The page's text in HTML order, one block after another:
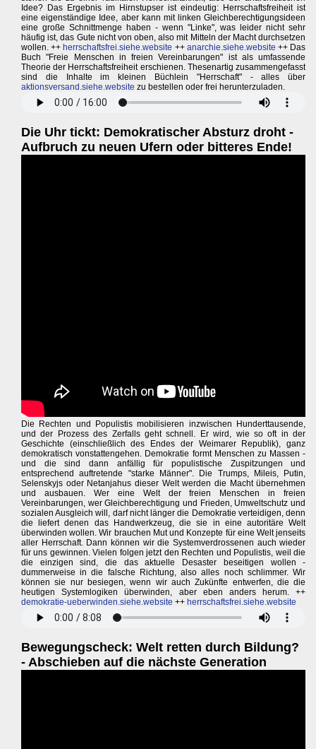
Idee? Das Ergebnis im Hirnstupser ist eindeutig: Herrschaftsfreiheit ist
eine eigenständige Idee, aber kann mit linken Gleichberechtigungsideen
eine große Schnittmenge haben - wenn "Linke", was leider nicht sehr
häufig ist, das Gute nicht von oben, also mit Mitteln der Macht durchsetzen
wollen. ++ herrschaftsfrei.siehe.website ++ anarchie.siehe.website ++ Das
Buch "Freie Menschen in freien Vereinbarungen" ist als umfassende
Theorie der Herrschaftsfreiheit erschienen. Thesenartig zusammengefasst
sind die Inhalte im kleinen Büchlein "Herrschaft" - alles über
aktionsversand.siehe.website zu bestellen oder frei herunterzuladen.
Die Uhr tickt: Demokratischer Absturz droht -
Aufbruch zu neuen Ufern oder bitteres Ende!
Die Rechten und Populistis mobilisieren inzwischen Hunderttausende,
und der Prozess des Zerfalls geht schnell. Er wird, wie so oft in der
Geschichte (einschließlich des Endes der Weimarer Republik), ganz
demokratisch vonstattengehen. Demokratie formt Menschen zu Massen -
und die sind dann anfällig für populistische Zuspitzungen und
entsprechend auftretende "starke Männer". Die Trumps, Mileis, Putin,
Selenskyjs oder Netanjahus dieser Welt werden die Macht übernehmen
und ausbauen. Wer eine Welt der freien Menschen in freien
Vereinbarungen, wer Gleichberechtigung und Frieden, Umweltschutz und
sozialen Ausgleich will, darf nicht länger die Demokratie verteidigen, denn
die liefert denen das Handwerkzeug, die sie in eine autoritäre Welt
überwinden wollen. Wir brauchen Mut und Konzepte für eine Welt jenseits
aller Herrschaft. Dann können wir die Systemverdrossenen auch wieder
für uns gewinnen. Vielen folgen jetzt den Rechten und Populistis, weil die
die einzigen sind, die das aktuelle Desaster beseitigen wollen -
dummerweise in die falsche Richtung, also alles noch schlimmer. Wir
können sie nur besiegen, wenn wir auch Zukünfte entwerfen, die die
heutigen Systemlogiken überwinden, aber eben anders herum. ++
demokratie-ueberwinden.siehe.website ++ herrschaftsfrei.siehe.website
Bewegungscheck: Welt retten durch Bildung?
- Abschieben auf die nächste Generation